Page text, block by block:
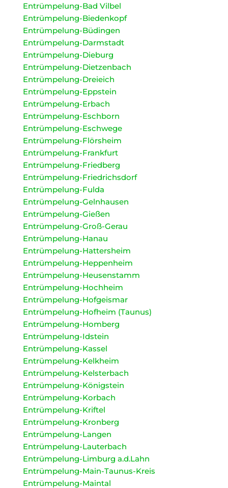
Entrümpelung-Bad Vilbel
Entrümpelung-Biedenkopf
Entrümpelung-Büdingen
Entrümpelung-Darmstadt
Entrümpelung-Dieburg
Entrümpelung-Dietzenbach
Entrümpelung-Dreieich
Entrümpelung-Eppstein
Entrümpelung-Erbach
Entrümpelung-Eschborn
Entrümpelung-Eschwege
Entrümpelung-Flörsheim
Entrümpelung-Frankfurt
Entrümpelung-Friedberg
Entrümpelung-Friedrichsdorf
Entrümpelung-Fulda
Entrümpelung-Gelnhausen
Entrümpelung-Gießen
Entrümpelung-Groß-Gerau
Entrümpelung-Hanau
Entrümpelung-Hattersheim
Entrümpelung-Heppenheim
Entrümpelung-Heusenstamm
Entrümpelung-Hochheim
Entrümpelung-Hofgeismar
Entrümpelung-Hofheim (Taunus)
Entrümpelung-Homberg
Entrümpelung-Idstein
Entrümpelung-Kassel
Entrümpelung-Kelkheim
Entrümpelung-Kelsterbach
Entrümpelung-Königstein
Entrümpelung-Korbach
Entrümpelung-Kriftel
Entrümpelung-Kronberg
Entrümpelung-Langen
Entrümpelung-Lauterbach
Entrümpelung-Limburg a.d.Lahn
Entrümpelung-Main-Taunus-Kreis
Entrümpelung-Maintal